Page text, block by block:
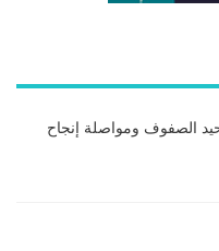
الصفوف ومواصلة إنجاح